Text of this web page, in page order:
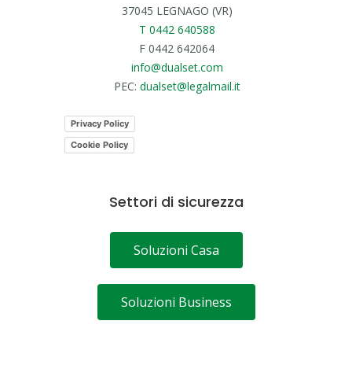
37045 LEGNAGO (VR)
T 0442 640588
F 0442 642064
info@dualset.com
PEC: dualset@legalmail.it
Privacy Policy
Cookie Policy
Settori di sicurezza
Soluzioni Casa
Soluzioni Business